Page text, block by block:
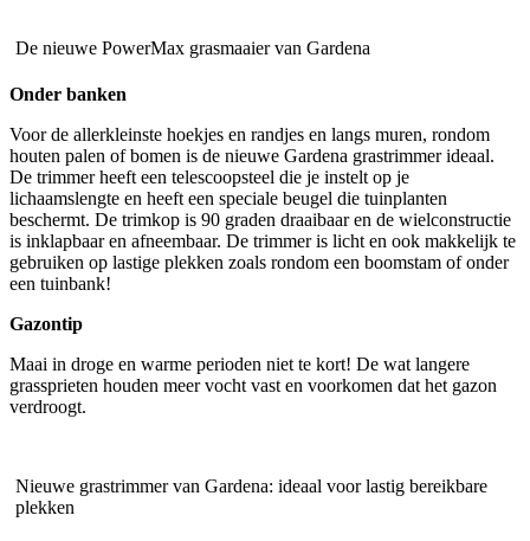
De nieuwe PowerMax grasmaaier van Gardena
Onder banken
Voor de allerkleinste hoekjes en randjes en langs muren, rondom
houten palen of bomen is de nieuwe Gardena grastrimmer ideaal.
De trimmer heeft een telescoopsteel die je instelt op je
lichaamslengte en heeft een speciale beugel die tuinplanten
beschermt. De trimkop is 90 graden draaibaar en de wielconstructie
is inklapbaar en afneembaar. De trimmer is licht en ook makkelijk te
gebruiken op lastige plekken zoals rondom een boomstam of onder
een tuinbank!
Gazontip
Maai in droge en warme perioden niet te kort! De wat langere
grassprieten houden meer vocht vast en voorkomen dat het gazon
verdroogt.
Nieuwe grastrimmer van Gardena: ideaal voor lastig bereikbare
plekken